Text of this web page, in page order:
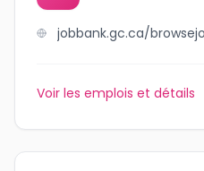
Voir les emplois et détails